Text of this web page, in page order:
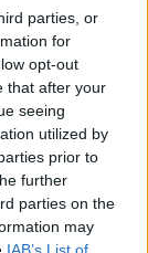
parties, or
for
opt-out
that after your
seeing
utilized by
prior to
further
parties on the
may
IAB’s List of
mellett az
együtt
a modern,
Mindannyiuk
és nem
a
és az